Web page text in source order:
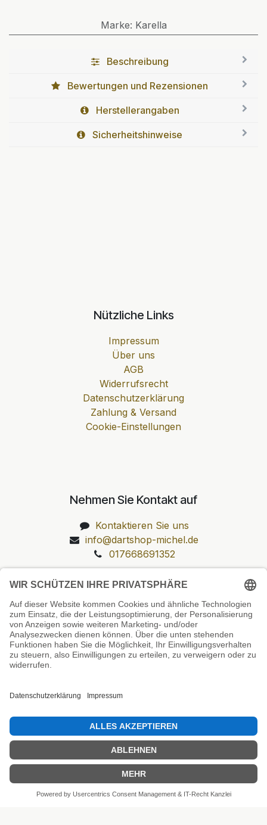
Marke: Karella
Beschreibung
Bewertungen und Rezensionen
Herstellerangaben
Sicherheitshinweise
Nützliche Links
Impressum
Über uns
AGB
Widerrufsrecht
Datenschutzerklärung
Zahlung & Versand
Cookie-Einstellungen
Nehmen Sie Kontakt auf
Kontaktieren Sie uns
info@dartshop-michel.de
017668691352
Unsere Prüfsiegel